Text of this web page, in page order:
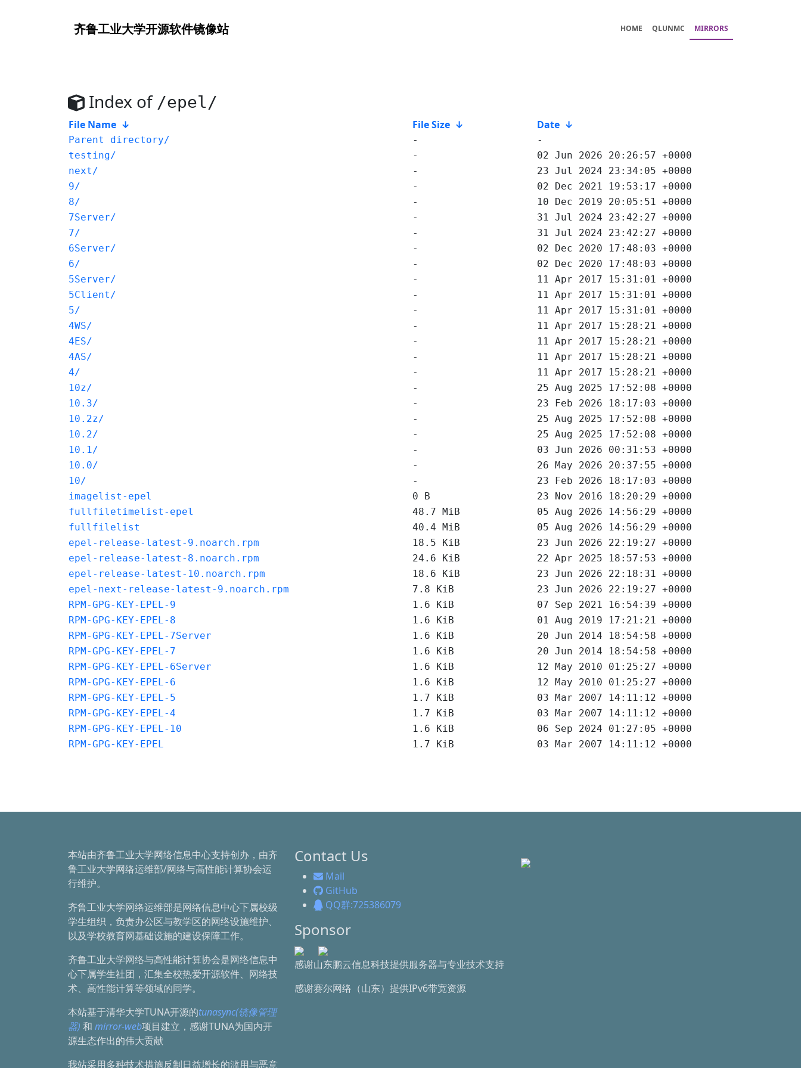
齐鲁工业大学开源软件镜像站 HOME QLUNMC MIRRORS
Index of /epel/
File Name ↓ File Size ↓ Date ↓
Parent directory/ -
-
testing/
-
02 Jun 2026 20:26:57 +0000
next/
-
23 Jul 2024 23:34:05 +0000
9/
-
02 Dec 2021 19:53:17 +0000
8/
-
10 Dec 2019 20:05:51 +0000
7Server/
-
31 Jul 2024 23:42:27 +0000
7/
-
31 Jul 2024 23:42:27 +0000
6Server/
-
02 Dec 2020 17:48:03 +0000
6/
-
02 Dec 2020 17:48:03 +0000
5Server/
-
11 Apr 2017 15:31:01 +0000
5Client/
-
11 Apr 2017 15:31:01 +0000
5/
-
11 Apr 2017 15:31:01 +0000
4WS/
-
11 Apr 2017 15:28:21 +0000
4ES/
-
11 Apr 2017 15:28:21 +0000
4AS/
-
11 Apr 2017 15:28:21 +0000
4/
-
11 Apr 2017 15:28:21 +0000
10z/
-
25 Aug 2025 17:52:08 +0000
10.3/
-
23 Feb 2026 18:17:03 +0000
10.2z/
-
25 Aug 2025 17:52:08 +0000
10.2/
-
25 Aug 2025 17:52:08 +0000
10.1/
-
03 Jun 2026 00:31:53 +0000
10.0/
-
26 May 2026 20:37:55 +0000
10/
-
23 Feb 2026 18:17:03 +0000
imagelist-epel
0 B
23 Nov 2016 18:20:29 +0000
fullfiletimelist-epel
48.7 MiB
05 Aug 2026 14:56:29 +0000
fullfilelist
40.4 MiB
05 Aug 2026 14:56:29 +0000
epel-release-latest-9.noarch.rpm
18.5 KiB
23 Jun 2026 22:19:27 +0000
epel-release-latest-8.noarch.rpm
24.6 KiB
22 Apr 2025 18:57:53 +0000
epel-release-latest-10.noarch.rpm
18.6 KiB
23 Jun 2026 22:18:31 +0000
epel-next-release-latest-9.noarch.rpm
7.8 KiB
23 Jun 2026 22:19:27 +0000
RPM-GPG-KEY-EPEL-9
1.6 KiB
07 Sep 2021 16:54:39 +0000
RPM-GPG-KEY-EPEL-8
1.6 KiB
01 Aug 2019 17:21:21 +0000
RPM-GPG-KEY-EPEL-7Server
1.6 KiB
20 Jun 2014 18:54:58 +0000
RPM-GPG-KEY-EPEL-7
1.6 KiB
20 Jun 2014 18:54:58 +0000
RPM-GPG-KEY-EPEL-6Server
1.6 KiB
12 May 2010 01:25:27 +0000
RPM-GPG-KEY-EPEL-6
1.6 KiB
12 May 2010 01:25:27 +0000
RPM-GPG-KEY-EPEL-5
1.7 KiB
03 Mar 2007 14:11:12 +0000
RPM-GPG-KEY-EPEL-4
1.7 KiB
03 Mar 2007 14:11:12 +0000
RPM-GPG-KEY-EPEL-10
1.6 KiB
06 Sep 2024 01:27:05 +0000
RPM-GPG-KEY-EPEL
1.7 KiB 03 Mar 2007 14:11:12 +0000
本站由齐鲁工业大学网络信息中心支持创办，由齐
鲁工业大学网络运维部/网络与高性能计算协会运
行维护。
齐鲁工业大学网络运维部是网络信息中心下属校级
学生组织，负责办公区与教学区的网络设施维护、
以及学校教育网基础设施的建设保障工作。
齐鲁工业大学网络与高性能计算协会是网络信息中
心下属学生社团，汇集全校热爱开源软件、网络技
术、高性能计算等领域的同学。
本站基于清华大学TUNA开源的tunasync(镜像管理
器) 和 mirror-web项目建立，感谢TUNA为国内开
源生态作出的伟大贡献
我站采用多种技术措施反制日益增长的滥用与恶意
Contact Us
Mail
GitHub
QQ群:725386079
Sponsor
感谢山东鹏云信息科技提供服务器与专业技术支持
感谢赛尔网络（山东）提供IPv6带宽资源